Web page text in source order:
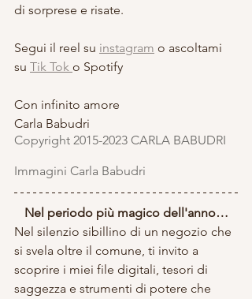
di sorprese e risate.
Segui il reel su instagram o ascoltami
su Tik Tok o Spotify
Con infinito amore
Carla Babudri
Copyright 2015-2023 CARLA BABUDRI
Immagini Carla Babudri
Nel periodo più magico dell'anno…
Nel silenzio sibillino di un negozio che
si svela oltre il comune, ti invito a
scoprire i miei file digitali, tesori di
saggezza e strumenti di potere che